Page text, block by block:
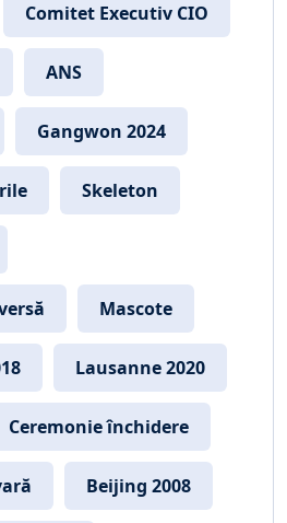
Comitet Executiv CIO
ANS
Gangwon 2024
Skeleton
Mascote
Lausanne 2020
Ceremonie închidere
Beijing 2008